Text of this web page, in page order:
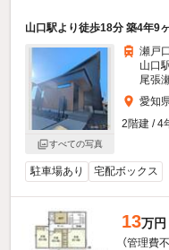
山口駅より徒歩18分 築4年9
すべての写真
瀬戸
山口
尾張
愛知
2階建 / 4
駐車場あり 宅配ボックス
13万円
（管理費不